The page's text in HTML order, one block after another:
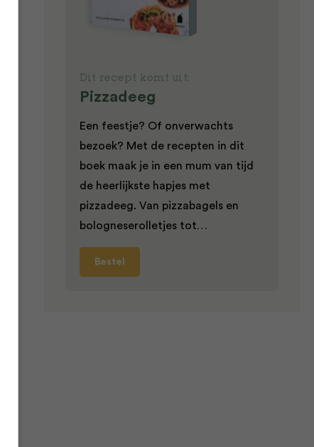
Dit recept komt uit:
Pizzadeeg
Een feestje? Of onverwachts
bezoek? Met de recepten in dit
boek maak je in een mum van tijd
de heerlijkste hapjes met
pizzadeeg. Van pizzabagels en
bologneserolletjes tot…
Bestel